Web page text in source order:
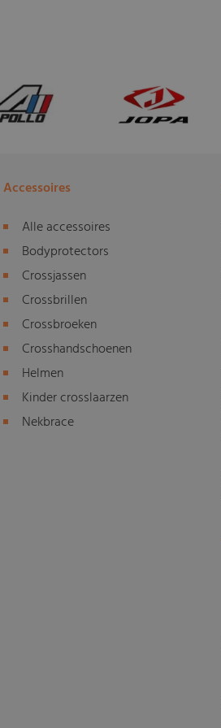
Accessoires
Alle accessoires
Bodyprotectors
Crossjassen
Crossbrillen
Crossbroeken
Crosshandschoenen
Helmen
Kinder crosslaarzen
Nekbrace